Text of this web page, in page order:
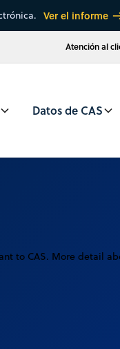
Ver el informe
Atención al
Datos de CAS
to CAS. More detail